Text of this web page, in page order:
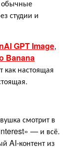
обычные
студии и
GPT Image,
Banana
как настоящая
смотрит в
— и всё.
AI-контент из